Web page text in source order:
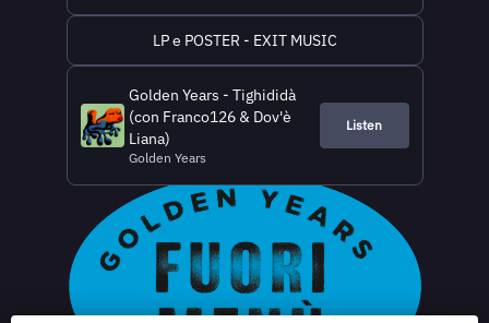
LP e POSTER - EXIT MUSIC
Golden Years - Tighididà
(con Franco126 & Dov'è
Liana)
Golden Years
Listen